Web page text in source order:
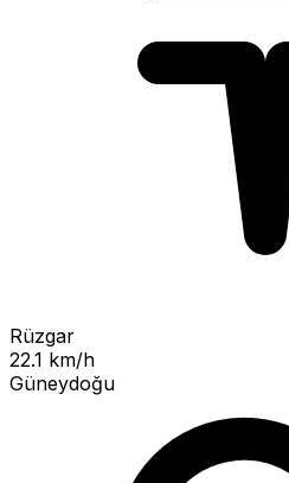
Rüzgar
22.1 km/h
Güneydoğu